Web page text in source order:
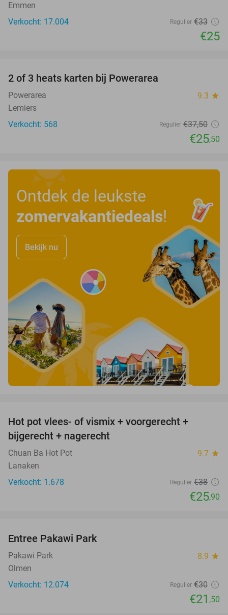
Emmen
Verkocht: 17.004
Regulier €33
€25
2 of 3 heats karten bij Powerarea
Powerarea 9.3 star
Lemiers
Verkocht: 568
Regulier €37,50
€25,50
Ontdek de leukste
zomervakantiedeals!
Bekijk nu
Hot pot vlees- of vismix + voorgerecht +
bijgerecht + nagerecht
Chuan Ba Hot Pot 9.7 star
Lanaken
Verkocht: 1.678
Regulier €38
€25,90
Entree Pakawi Park
Pakawi Park 8.9 star
Olmen
Verkocht: 12.074
Regulier €30
€21 ,50